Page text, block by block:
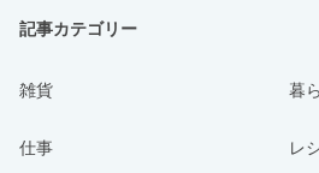
記事カテゴリー
雑貨 暮
仕事 レ